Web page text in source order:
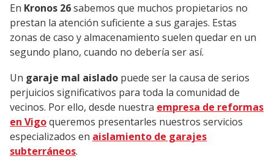
En Kronos 26sabemos que muchos propietarios no
prestan la atención suficiente a sus garajes. Estas
zonas de caso y almacenamiento suelen quedar en un
segundo plano, cuando no debería ser así.
Un garaje mal aislado puede ser la causa de serios
perjuicios significativos para toda la comunidad de
vecinos. Por ello, desde nuestra empresa de reformas
en Vigoqueremos presentarles nuestros servicios
especializados en aislamiento de garajes
subterráneos.